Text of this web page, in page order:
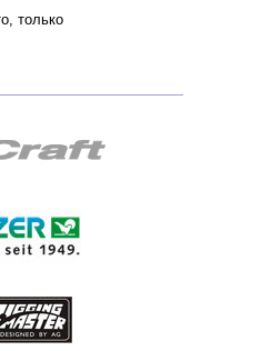
только